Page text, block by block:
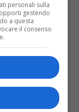
personali sulla
gestendo
a questa
il consenso